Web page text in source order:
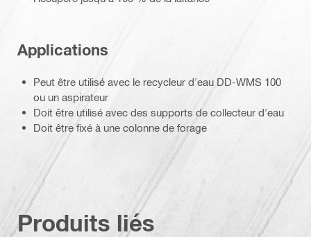
Applications
Peut être utilisé avec le recycleur d'eau DD-WMS 100
ou un aspirateur
Doit être utilisé avec des supports de collecteur d'eau
Doit être fixé à une colonne de forage
Produits liés